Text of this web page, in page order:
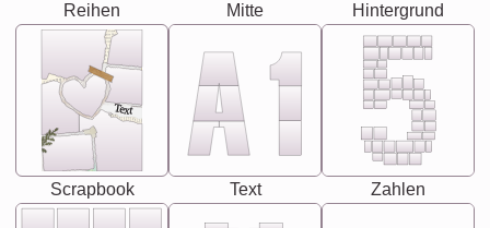
Reihen Mitte Hintergrund
Text
Scrapbook Text Zahlen